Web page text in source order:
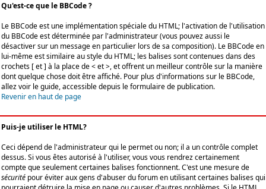
Qu'est-ce que le BBCode ?
Le BBCode est une implémentation spéciale du HTML; l'activation de l'utilisation
du BBCode est déterminée par l'administrateur (vous pouvez aussi le
désactiver sur un message en particulier lors de sa composition). Le BBCode en
lui-même est similaire au style du HTML; les balises sont contenues dans des
crochets [ et ] à la place de < et >, et offrent un meilleur contrôle sur la manière
dont quelque chose doit être affiché. Pour plus d'informations sur le BBCode,
allez voir le guide, accessible depuis le formulaire de publication.
Revenir en haut de page
Puis-je utiliser le HTML?
Ceci dépend de l'administrateur qui le permet ou non; il a un contrôle complet
dessus. Si vous êtes autorisé à l'utiliser, vous vous rendrez certainement
compte que seulement certaines balises fonctionnent. C'est une mesure de
sécurité pour éviter aux gens d'abuser du forum en utilisant certaines balises qui